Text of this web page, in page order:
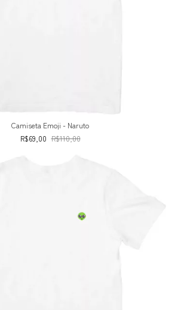
Camiseta Emoji - Naruto
R$69,00 R$110,00